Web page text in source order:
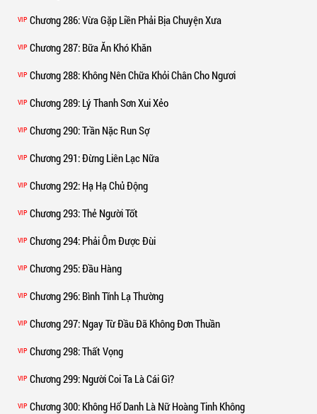
VIP Chương 286: Vừa Gặp Liền Phải Bịa Chuyện Xưa
VIP Chương 287: Bữa Ăn Khó Khăn
VIP Chương 288: Không Nên Chữa Khỏi Chân Cho Ngươi
VIP Chương 289: Lý Thanh Sơn Xui Xẻo
VIP Chương 290: Trần Nặc Run Sợ
VIP Chương 291: Đừng Liên Lạc Nữa
VIP Chương 292: Hạ Hạ Chủ Động
VIP Chương 293: Thẻ Người Tốt
VIP Chương 294: Phải Ôm Được Đùi
VIP Chương 295: Đầu Hàng
VIP Chương 296: Bình Tĩnh Lạ Thường
VIP Chương 297: Ngay Từ Đầu Đã Không Đơn Thuần
VIP Chương 298: Thất Vọng
VIP Chương 299: Người Coi Ta Là Cái Gì?
VIP Chương 300: Không Hổ Danh Là Nữ Hoàng Tinh Không